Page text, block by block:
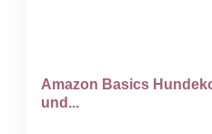
Amazon Basics
und...